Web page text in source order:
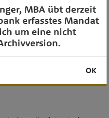
MBA übt derzeit
erfasstes Mandat
um eine nicht
OK